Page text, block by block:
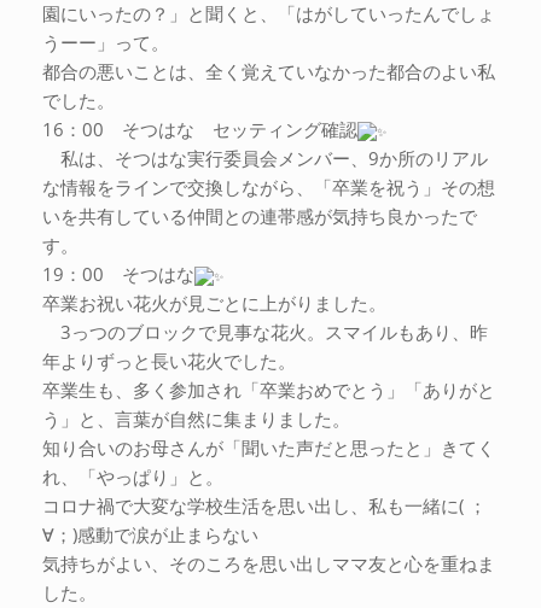
園にいったの？」と聞くと、「はがしていったんでしょ
うーー」って。
都合の悪いことは、全く覚えていなかった都合のよい私
でした。
16：00 そつはな セッティング確認
私は、そつはな実行委員会メンバー、9か所のリアル
な情報をラインで交換しながら、「卒業を祝う」その想
いを共有している仲間との連帯感が気持ち良かったで
す。
19：00 そつはな
卒業お祝い花火が見ごとに上がりました。
3っつのブロックで見事な花火。スマイルもあり、昨
年よりずっと長い花火でした。
卒業生も、多く参加され「卒業おめでとう」「ありがと
う」と、言葉が自然に集まりました。
知り合いのお母さんが「聞いた声だと思ったと」きてく
れ、「やっぱり」と。
コロナ禍で大変な学校生活を思い出し、私も一緒に( ；
∀；)感動で涙が止まらない
気持ちがよい、そのころを思い出しママ友と心を重ねま
した。